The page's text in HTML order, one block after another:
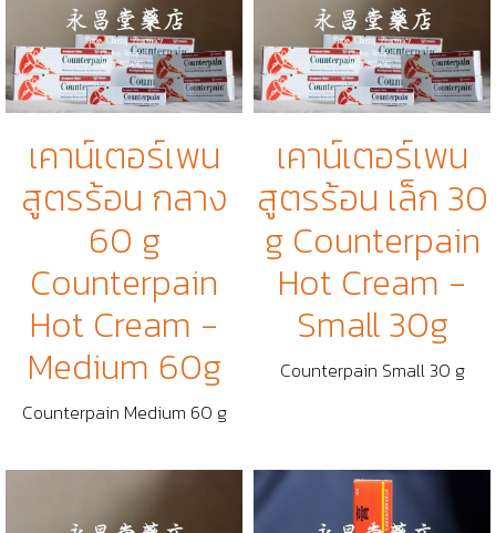
เคาน์เตอร์เพน
สูตรร้อน กลาง
60 g
Counterpain
Hot Cream -
Medium 60g
Counterpain Medium 60 g
เคาน์เตอร์เพน
สูตรร้อน เล็ก 30
g Counterpain
Hot Cream -
Small 30g
Counterpain Small 30 g